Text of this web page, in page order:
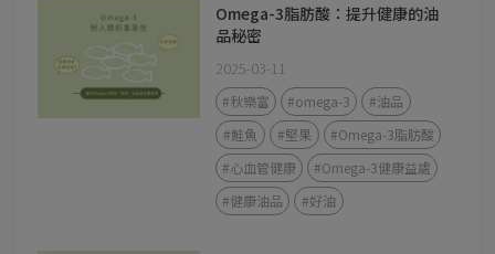
Omega-3脂肪酸：提升健康的油
品秘密
2025-03-11
#秋樂富 #omega-3
#油品
#鮭魚
#堅果
#Omega-3脂肪酸
#心血管健康
#Omega-3健康益處
#健康油品
#好油